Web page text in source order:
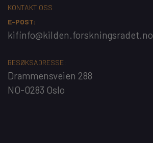
KONTAKT OSS
E-POST:
kifinfo@kilden.forskningsradet.no
BESØKSADRESSE:
Drammensveien 288
NO-0283 Oslo